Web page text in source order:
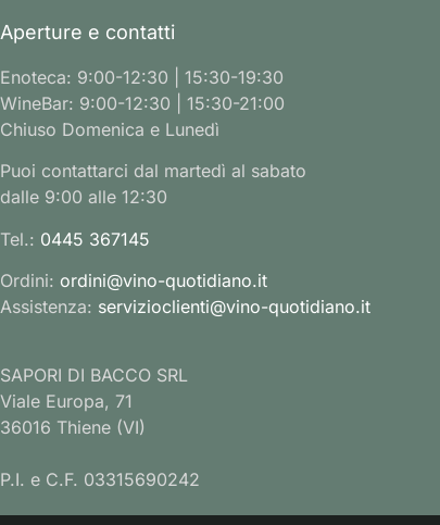
Aperture e contatti
Enoteca: 9:00-12:30 | 15:30-19:30
WineBar: 9:00-12:30 | 15:30-21:00
Chiuso Domenica e Lunedì
Puoi contattarci dal martedì al sabato
dalle 9:00 alle 12:30
Tel.: 0445 367145
Ordini: ordini@vino-quotidiano.it
Assistenza: servizioclienti@vino-quotidiano.it
SAPORI DI BACCO SRL
Viale Europa, 71
36016 Thiene (VI)
P.I. e C.F. 03315690242